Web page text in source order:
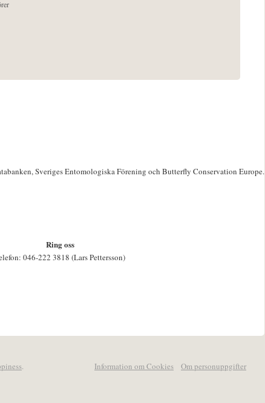
Sveriges Entomologiska Förening och Butterfly Conservation Europe.
Ring oss
046-222 3818 (Lars Pettersson)
. Information om Cookies Om personuppgifter